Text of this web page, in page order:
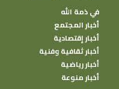
في ذمة الله
أخبار المجتمع
أخبار إقتصادية
أخبار ثقافية وفنية
أخبار رياضية
أخبار منوعة